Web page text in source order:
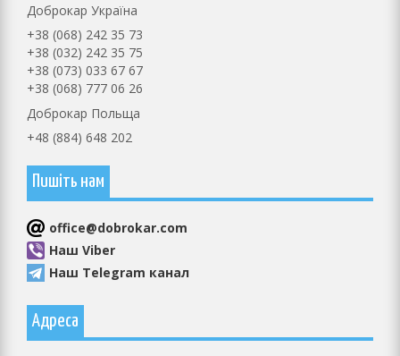
Доброкар Україна
+38 (068) 242 35 73
+38 (032) 242 35 75
+38 (073) 033 67 67
+38 (068) 777 06 26
Доброкар Польща
+48 (884) 648 202
Пишіть нам
оffice@dobrokar.com
Наш Viber
Наш Telegram канал
Адреса